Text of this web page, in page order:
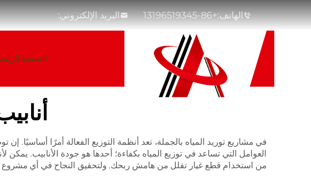
الهاتف:+86-13196519345 البريد الإلكتروني:
الصفحة
في مشاريع توريد المياه بالجملة، تعد أنظمة التوزيع الفعالة أمرًا
العوامل التي تساعد في توزيع المياه بكفاءة؛ أحدها هو جودة الأنابيب.
من استخدام قطع غيار تقلل من هامش ربحك. ولتحقيق النجاح في أي مشروع